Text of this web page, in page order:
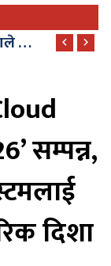
त्रिभुवन माविको बालविकास कक्षालाई प्रकाश भुजेलको डेढ लाख सहयोग घोषणा
सम्पन्न,
दिशा